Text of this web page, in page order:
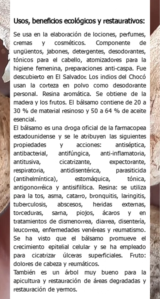
Usos, beneficios ecológicos y restaurativos:
Se usa en la elaboración de lociones, perfumes,
cremas y cosméticos. Componente de
ungüentos, jabones, detergentes, desodorantes,
tónicos para el cabello, atomizadores para la
higiene femenina, preparaciones anti-caspa. Fue
descubierto en El Salvador. Los indios del Chocó
usan la corteza en polvo como desodorante
personal. Resina aromática. Se obtiene de la
madera y los frutos. El bálsamo contiene de 20 a
30 % de material resinoso y 50 a 64 % de aceite
esencial.
El bálsamo es una droga oficial de la farmacopea
estadounidense y se le atribuyen las siguientes
propiedades y acciones: antiséptica,
antibacterial, antifúngica, anti-inflamatoria,
antitusiva, cicatrizante, expectorante,
respiratoria, antidisentérica, parasiticida
(antihelmíntica), estomáquica, tónica,
antigonorréica y antisifilítica. Resina: se utiliza
para la tos, asma, catarro, bronquitis, laringitis,
tuberculosis, abscesos, heridas externas,
torceduras, sarna, piojos, ácaros y en
tratamientos de dismenorrea, diarrea, disentería,
leucorrea, enfermedades venéreas y reumatismo.
Se ha visto que el bálsamo promueve el
crecimiento epitelial celular y se ha empleado
para cicatrizar úlceras superficiales. Fruto:
dolores de cabeza y reumáticos.
También es un árbol muy bueno para la
apicultura y restauración de áreas degradadas y
restauración de yermos.